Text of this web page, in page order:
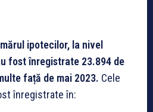
ipotecilor, la nivel
fost înregistrate 23.894 de
față de mai 2023. Cele
înregistrate în: